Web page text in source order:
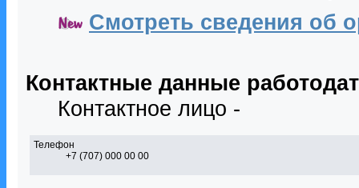
Смотреть сведения об
Контактные данные
Контактное лицо -
Телефон
+7 (707) 000 00 00